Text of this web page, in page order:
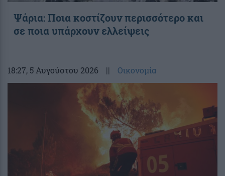
Ψάρια: Ποια κοστίζουν περισσότερο και
σε ποια υπάρχουν ελλείψεις
18:27, 5 Αυγούστου 2026 || Οικονομία